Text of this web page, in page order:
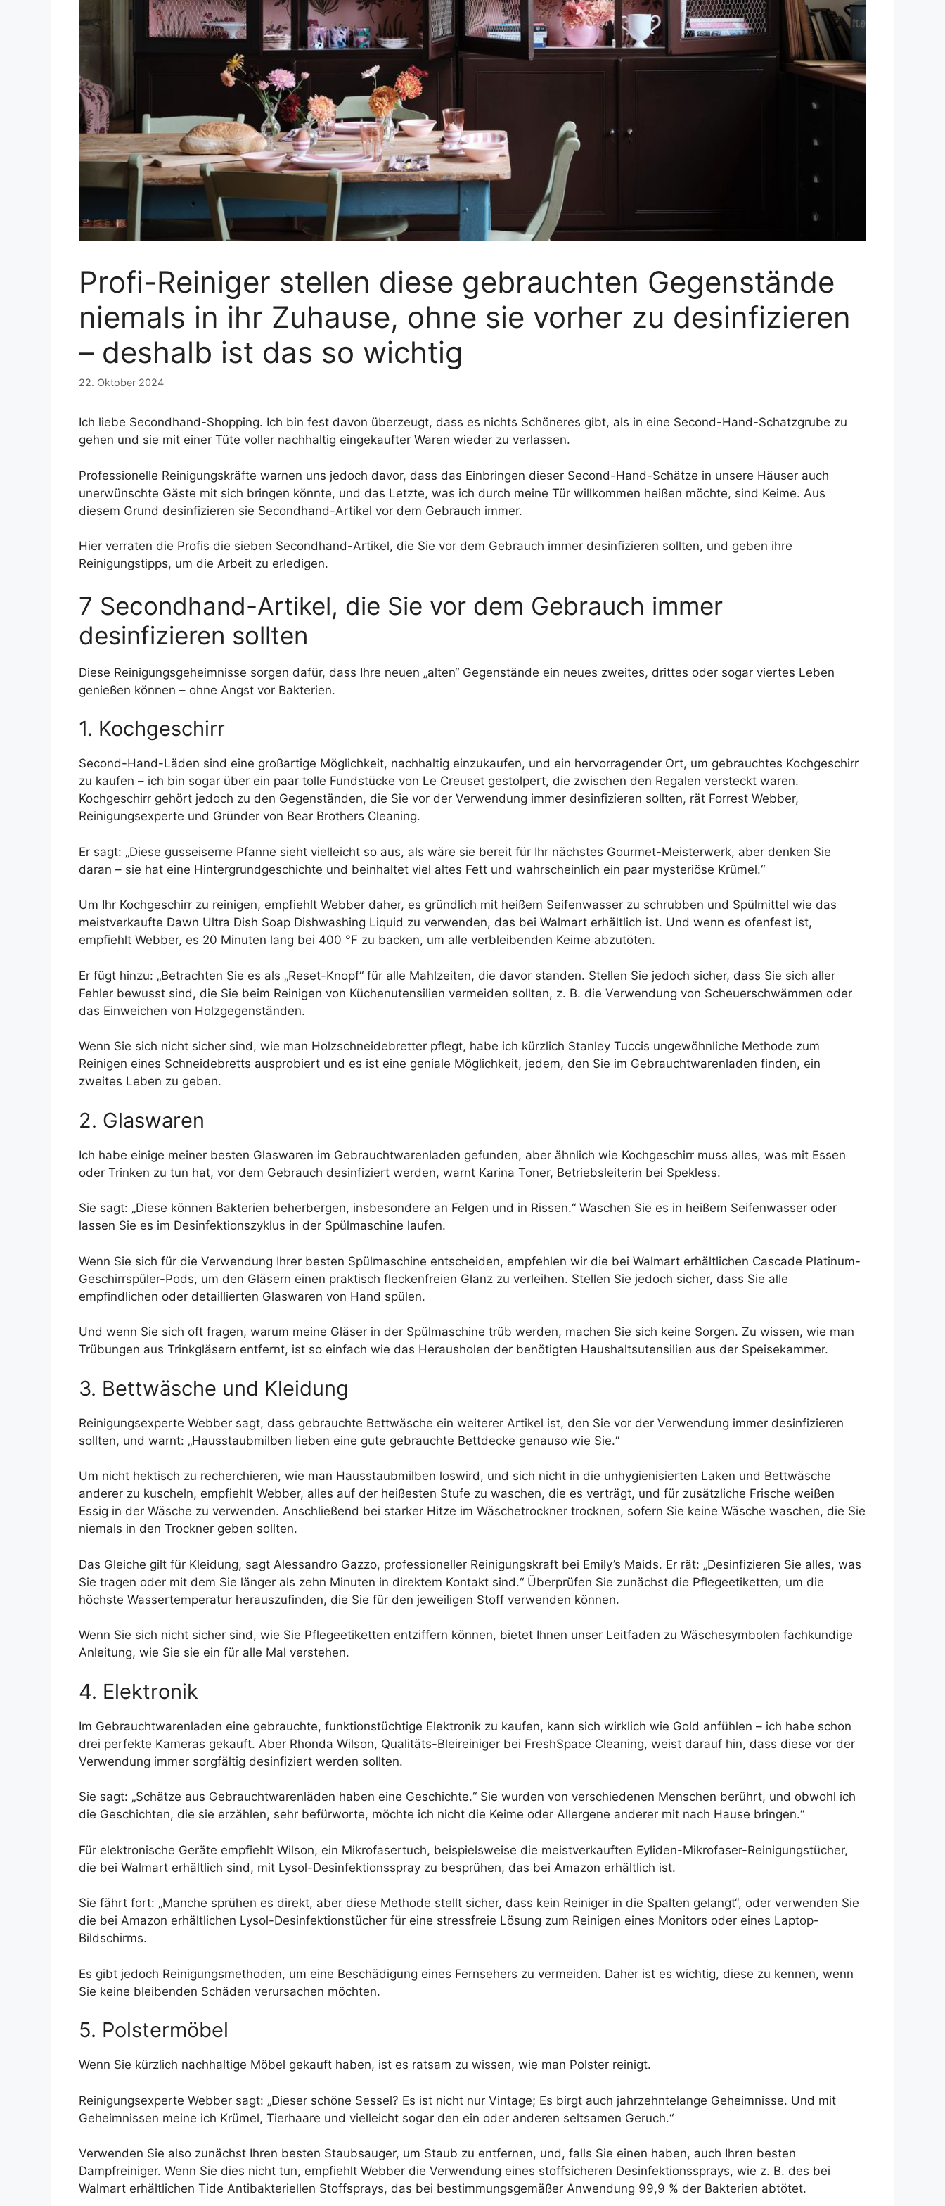
Profi-Reiniger stellen diese gebrauchten Gegenstände
niemals in ihr Zuhause, ohne sie vorher zu desinfizieren
– deshalb ist das so wichtig
22. Oktober 2024
Ich liebe Secondhand-Shopping. Ich bin fest davon überzeugt, dass es nichts Schöneres gibt, als in eine Second-Hand-Schatzgrube zu
gehen und sie mit einer Tüte voller nachhaltig eingekaufter Waren wieder zu verlassen.
Professionelle Reinigungskräfte warnen uns jedoch davor, dass das Einbringen dieser Second-Hand-Schätze in unsere Häuser auch
unerwünschte Gäste mit sich bringen könnte, und das Letzte, was ich durch meine Tür willkommen heißen möchte, sind Keime. Aus
diesem Grund desinfizieren sie Secondhand-Artikel vor dem Gebrauch immer.
Hier verraten die Profis die sieben Secondhand-Artikel, die Sie vor dem Gebrauch immer desinfizieren sollten, und geben ihre
Reinigungstipps, um die Arbeit zu erledigen.
7 Secondhand-Artikel, die Sie vor dem Gebrauch immer
desinfizieren sollten
Diese Reinigungsgeheimnisse sorgen dafür, dass Ihre neuen „alten“ Gegenstände ein neues zweites, drittes oder sogar viertes Leben
genießen können – ohne Angst vor Bakterien.
1. Kochgeschirr
Second-Hand-Läden sind eine großartige Möglichkeit, nachhaltig einzukaufen, und ein hervorragender Ort, um gebrauchtes Kochgeschirr
zu kaufen – ich bin sogar über ein paar tolle Fundstücke von Le Creuset gestolpert, die zwischen den Regalen versteckt waren.
Kochgeschirr gehört jedoch zu den Gegenständen, die Sie vor der Verwendung immer desinfizieren sollten, rät Forrest Webber,
Reinigungsexperte und Gründer von Bear Brothers Cleaning.
Er sagt: „Diese gusseiserne Pfanne sieht vielleicht so aus, als wäre sie bereit für Ihr nächstes Gourmet-Meisterwerk, aber denken Sie
daran – sie hat eine Hintergrundgeschichte und beinhaltet viel altes Fett und wahrscheinlich ein paar mysteriöse Krümel.“
Um Ihr Kochgeschirr zu reinigen, empfiehlt Webber daher, es gründlich mit heißem Seifenwasser zu schrubben und Spülmittel wie das
meistverkaufte Dawn Ultra Dish Soap Dishwashing Liquid zu verwenden, das bei Walmart erhältlich ist. Und wenn es ofenfest ist,
empfiehlt Webber, es 20 Minuten lang bei 400 °F zu backen, um alle verbleibenden Keime abzutöten.
Er fügt hinzu: „Betrachten Sie es als „Reset-Knopf“ für alle Mahlzeiten, die davor standen. Stellen Sie jedoch sicher, dass Sie sich aller
Fehler bewusst sind, die Sie beim Reinigen von Küchenutensilien vermeiden sollten, z. B. die Verwendung von Scheuerschwämmen oder
das Einweichen von Holzgegenständen.
Wenn Sie sich nicht sicher sind, wie man Holzschneidebretter pflegt, habe ich kürzlich Stanley Tuccis ungewöhnliche Methode zum
Reinigen eines Schneidebretts ausprobiert und es ist eine geniale Möglichkeit, jedem, den Sie im Gebrauchtwarenladen finden, ein
zweites Leben zu geben.
2. Glaswaren
Ich habe einige meiner besten Glaswaren im Gebrauchtwarenladen gefunden, aber ähnlich wie Kochgeschirr muss alles, was mit Essen
oder Trinken zu tun hat, vor dem Gebrauch desinfiziert werden, warnt Karina Toner, Betriebsleiterin bei Spekless.
Sie sagt: „Diese können Bakterien beherbergen, insbesondere an Felgen und in Rissen.“ Waschen Sie es in heißem Seifenwasser oder
lassen Sie es im Desinfektionszyklus in der Spülmaschine laufen.
Wenn Sie sich für die Verwendung Ihrer besten Spülmaschine entscheiden, empfehlen wir die bei Walmart erhältlichen Cascade Platinum-
Geschirrspüler-Pods, um den Gläsern einen praktisch fleckenfreien Glanz zu verleihen. Stellen Sie jedoch sicher, dass Sie alle
empfindlichen oder detaillierten Glaswaren von Hand spülen.
Und wenn Sie sich oft fragen, warum meine Gläser in der Spülmaschine trüb werden, machen Sie sich keine Sorgen. Zu wissen, wie man
Trübungen aus Trinkgläsern entfernt, ist so einfach wie das Herausholen der benötigten Haushaltsutensilien aus der Speisekammer.
3. Bettwäsche und Kleidung
Reinigungsexperte Webber sagt, dass gebrauchte Bettwäsche ein weiterer Artikel ist, den Sie vor der Verwendung immer desinfizieren
sollten, und warnt: „Hausstaubmilben lieben eine gute gebrauchte Bettdecke genauso wie Sie.“
Um nicht hektisch zu recherchieren, wie man Hausstaubmilben loswird, und sich nicht in die unhygienisierten Laken und Bettwäsche
anderer zu kuscheln, empfiehlt Webber, alles auf der heißesten Stufe zu waschen, die es verträgt, und für zusätzliche Frische weißen
Essig in der Wäsche zu verwenden. Anschließend bei starker Hitze im Wäschetrockner trocknen, sofern Sie keine Wäsche waschen, die Sie
niemals in den Trockner geben sollten.
Das Gleiche gilt für Kleidung, sagt Alessandro Gazzo, professioneller Reinigungskraft bei Emily’s Maids. Er rät: „Desinfizieren Sie alles, was
Sie tragen oder mit dem Sie länger als zehn Minuten in direktem Kontakt sind.“ Überprüfen Sie zunächst die Pflegeetiketten, um die
höchste Wassertemperatur herauszufinden, die Sie für den jeweiligen Stoff verwenden können.
Wenn Sie sich nicht sicher sind, wie Sie Pflegeetiketten entziffern können, bietet Ihnen unser Leitfaden zu Wäschesymbolen fachkundige
Anleitung, wie Sie sie ein für alle Mal verstehen.
4. Elektronik
Im Gebrauchtwarenladen eine gebrauchte, funktionstüchtige Elektronik zu kaufen, kann sich wirklich wie Gold anfühlen – ich habe schon
drei perfekte Kameras gekauft. Aber Rhonda Wilson, Qualitäts-Bleireiniger bei FreshSpace Cleaning, weist darauf hin, dass diese vor der
Verwendung immer sorgfältig desinfiziert werden sollten.
Sie sagt: „Schätze aus Gebrauchtwarenläden haben eine Geschichte.“ Sie wurden von verschiedenen Menschen berührt, und obwohl ich
die Geschichten, die sie erzählen, sehr befürworte, möchte ich nicht die Keime oder Allergene anderer mit nach Hause bringen.“
Für elektronische Geräte empfiehlt Wilson, ein Mikrofasertuch, beispielsweise die meistverkauften Eyliden-Mikrofaser-Reinigungstücher,
die bei Walmart erhältlich sind, mit Lysol-Desinfektionsspray zu besprühen, das bei Amazon erhältlich ist.
Sie fährt fort: „Manche sprühen es direkt, aber diese Methode stellt sicher, dass kein Reiniger in die Spalten gelangt“, oder verwenden Sie
die bei Amazon erhältlichen Lysol-Desinfektionstücher für eine stressfreie Lösung zum Reinigen eines Monitors oder eines Laptop-
Bildschirms.
Es gibt jedoch Reinigungsmethoden, um eine Beschädigung eines Fernsehers zu vermeiden. Daher ist es wichtig, diese zu kennen, wenn
Sie keine bleibenden Schäden verursachen möchten.
5. Polstermöbel
Wenn Sie kürzlich nachhaltige Möbel gekauft haben, ist es ratsam zu wissen, wie man Polster reinigt.
Reinigungsexperte Webber sagt: „Dieser schöne Sessel? Es ist nicht nur Vintage; Es birgt auch jahrzehntelange Geheimnisse. Und mit
Geheimnissen meine ich Krümel, Tierhaare und vielleicht sogar den ein oder anderen seltsamen Geruch.“
Verwenden Sie also zunächst Ihren besten Staubsauger, um Staub zu entfernen, und, falls Sie einen haben, auch Ihren besten
Dampfreiniger. Wenn Sie dies nicht tun, empfiehlt Webber die Verwendung eines stoffsicheren Desinfektionssprays, wie z. B. des bei
Walmart erhältlichen Tide Antibakteriellen Stoffsprays, das bei bestimmungsgemäßer Anwendung 99,9 % der Bakterien abtötet.